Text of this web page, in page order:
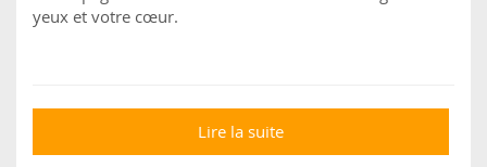
yeux et votre cœur.
Lire la suite
des animaux « de